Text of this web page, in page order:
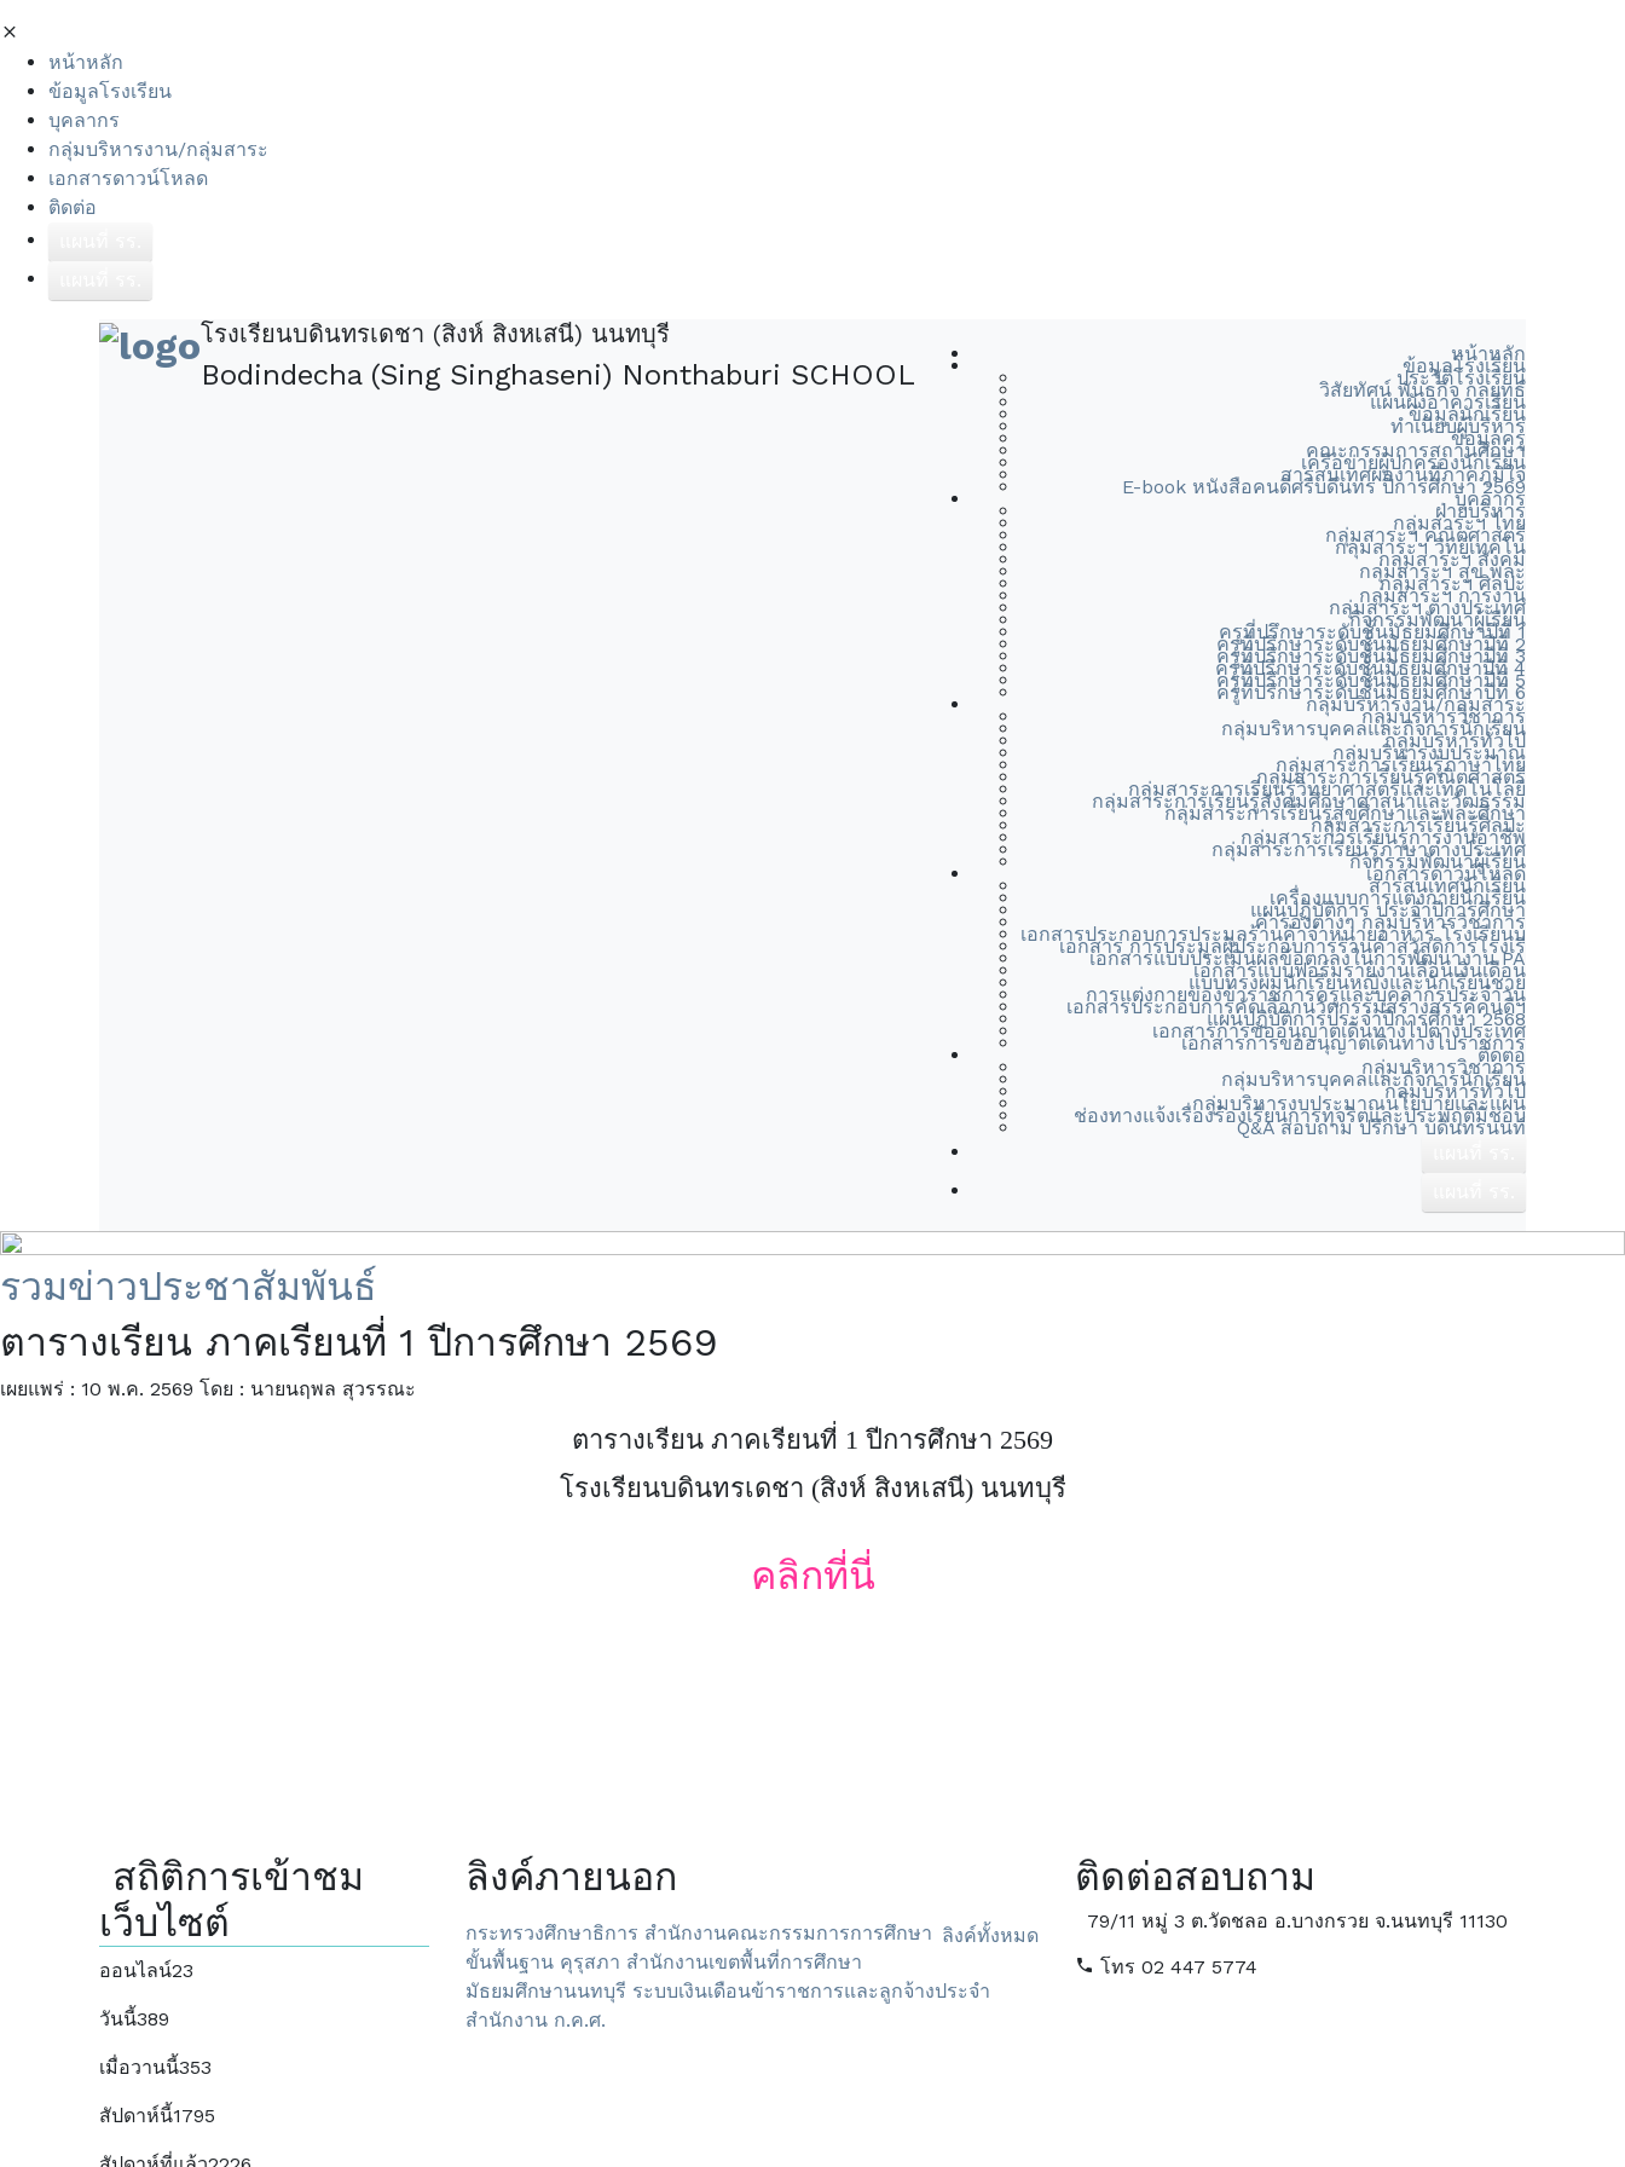
หน้าหลัก
ข้อมูลโรงเรียน
บุคลากร
กลุ่มบริหารงาน/กลุ่มสาระ
เอกสารดาวน์โหลด
ติดต่อ
โรงเรียนบดินทรเดชา (สิงห์ สิงหเสนี) นนทบุรี
Bodindecha (Sing Singhaseni) Nonthaburi SCHOOL
หน้าหลัก
ข้อมูลโรงเรียน
ประวัติโรงเรียน
วิสัยทัศน์ พันธกิจ กลยุทธ์
แผนผังอาคารเรียน
ข้อมูลนักเรียน
ทำเนียบผู้บริหาร
ข้อมูลครู
คณะกรรมการสถานศึกษา
เครือข่ายผู้ปกครองนักเรียน
สารสนเทศผลงานที่ภาคภูมิใจ
E-book หนังสือคนดีศรีบดินทร ปีการศึกษา 2569
บุคลากร
ฝ่ายบริหาร
กลุ่มสาระฯ ไทย
กลุ่มสาระฯ คณิตศาสตร์
กลุ่มสาระฯ วิทย์เทคโน
กลุ่มสาระฯ สังคม
กลุ่มสาระฯ สุข พละ
กลุ่มสาระฯ ศิลปะ
กลุ่มสาระฯ การงาน
กลุ่มสาระฯ ต่างประเทศ
กิจกรรมพัฒนาผู้เรียน
ครูที่ปรึกษาระดับชั้นมัธยมศึกษาปีที่ 1
ครูที่ปรึกษาระดับชั้นมัธยมศึกษาปีที่ 2
ครูที่ปรึกษาระดับชั้นมัธยมศึกษาปีที่ 3
ครูที่ปรึกษาระดับชั้นมัธยมศึกษาปีที่ 4
ครูที่ปรึกษาระดับชั้นมัธยมศึกษาปีที่ 5
ครูที่ปรึกษาระดับชั้นมัธยมศึกษาปีที่ 6
กลุ่มบริหารงาน/กลุ่มสาระ
กลุ่มบริหารวิชาการ
กลุ่มบริหารบุคคลและกิจการนักเรียน
กลุ่มบริหารทั่วไป
กลุ่มบริหารงบประมาณ
กลุ่มสาระการเรียนรู้ภาษาไทย
กลุ่มสาระการเรียนรู้คณิตศาสตร์
กลุ่มสาระการเรียนรู้วิทยาศาสตร์และเทคโนโลยี
กลุ่มสาระการเรียนรู้สังคมศึกษาศาสนาและวัฒธรรม
กลุ่มสาระการเรียนรู้สุขศึกษาและพละศึกษา
กลุ่มสาระการเรียนรู้ศิลปะ
กลุ่มสาระการเรียนรู้การงานอาชีพ
กลุ่มสาระการเรียนรู้ภาษาต่างประเทศ
กิจกรรมพัฒนาผู้เรียน
เอกสารดาวน์โหลด
สารสนเทศนักเรียน
เครื่องแบบการแต่งกายนักเรียน
แผนปฏิบัติการ ประจำปีการศึกษา
คำรองต่างๆ กลุ่มบริหารวิชาการ
เอกสารประกอบการประมูลร้านค้าจำหน่ายอาหาร โรงเรียนบ
เอกสาร การประมูลผู้ประกอบการร้านค้าสวัสดิการโรงเรี
เอกสารแบบประเมินผลข้อตกลงในการพัฒนางาน PA
เอกสารแบบฟอร์มรายงานเลื่อนเงินเดือน
แบบทรงผมนักเรียนหญิงและนักเรียนชาย
การแต่งกายของข้าราชการครูและบุคลากรประจำวัน
เอกสารประกอบการคัดเลือกนวัตกรรมสร้างสรรค์คนดีฯ
แผนปฏิบัติการประจำปีการศึกษา 2568
เอกสารการขออนุญาตเดินทางไปต่างประเทศ
เอกสารการขออนุญาตเดินทางไปราชการ
ติดต่อ
กลุ่มบริหารวิชาการ
กลุ่มบริหารบุคคลและกิจการนักเรียน
กลุ่มบริหารทั่วไป
กลุ่มบริหารงบประมาณนโยบายและแผน
ช่องทางแจ้งเรื่องร้องเรียนการทุจริตและประพฤติมิชอบ
Q&A สอบถาม ปรึกษา บดินทรนนท์
รวมข่าวประชาสัมพันธ์
ตารางเรียน ภาคเรียนที่ 1 ปีการศึกษา 2569
เผยแพร่ : 10 พ.ค. 2569 โดย : นายนฤพล สุวรรณะ
ตารางเรียน ภาคเรียนที่ 1 ปีการศึกษา 2569
โรงเรียนบดินทรเดชา (สิงห์ สิงหเสนี) นนทบุรี
คลิกที่นี่
สถิติการเข้าชม
เว็บไซต์
ออนไลน์23
วันนี้389
เมื่อวานนี้353
สัปดาห์นี้1795
ลิงค์ภายนอก
ลิงค์ทั้งหมด
กระทรวงศึกษาธิการ สำนักงานคณะกรรมการการศึกษา
ขั้นพื้นฐาน คุรุสภา สำนักงานเขตพื้นที่การศึกษา
มัธยมศึกษานนทบุรี ระบบเงินเดือนข้าราชการและลูกจ้างประจำ
สำนักงาน ก.ค.ศ.
ติดต่อสอบถาม
79/11 หมู่ 3 ต.วัดชลอ อ.บางกรวย จ.นนทบุรี 11130
โทร 02 447 5774